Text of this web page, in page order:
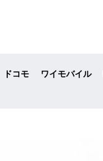
ドコモ ワイモバイル